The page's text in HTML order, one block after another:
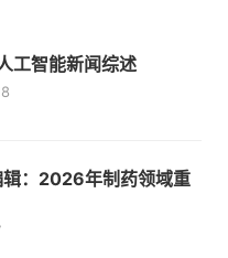
工智能新闻综述
：2026年制药领域重